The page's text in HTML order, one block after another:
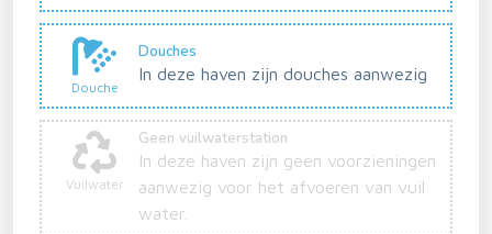
Douche
Douches
In deze haven zijn douches aanwezig
Vuilwater
Geen vuilwaterstation
In deze haven zijn geen voorzieningen
aanwezig voor het afvoeren van vuil
water.